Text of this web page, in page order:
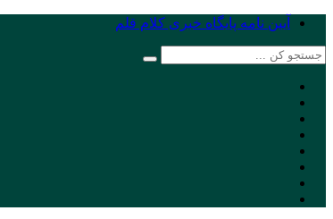
آیین نامه پایگاه خبری کلام قلم